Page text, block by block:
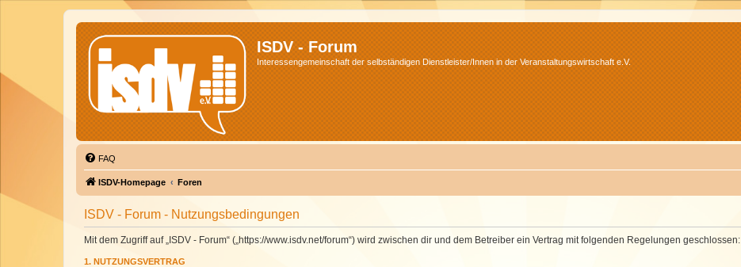
ISDV - Forum
Interessengemeinschaft der selbständigen Dienstleister/Innen in der Veranstaltungswirtschaft e.V.
FAQ
ISDV-Homepage Foren
ISDV - Forum - Nutzungsbedingungen
Mit dem Zugriff auf „ISDV - Forum“ („https://www.isdv.net/forum“) wird zwischen dir und dem Betreiber ein Vertrag mit folgenden Regelungen geschlossen:
1. NUTZUNGSVERTRAG